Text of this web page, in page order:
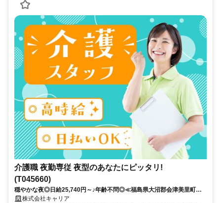
介護職 夜勤専従 夜型のあなたにピッタリ!
(T045660)
穏やかな夜◎日給25,740円～♪年齢不問◎≪福島県大沼郡会津美里町周
辺≫株式会社キャリア